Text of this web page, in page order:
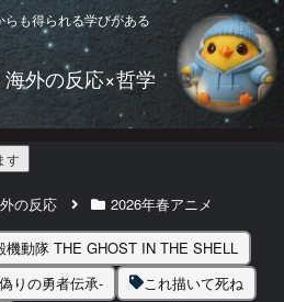
らも得られる学びがある
海外の反応×哲学
す
の反応 2026年春アニメ
機動隊 THE GHOST IN THE SHELL
りの勇者伝承-
これ描いて死ね